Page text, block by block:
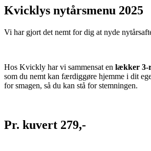
Kvicklys nytårsmenu 2025
Vi har gjort det nemt for dig at nyde
Hos Kvickly har vi sammensat en lækker 3-
som du nemt kan færdiggøre hjemme i dit
for smagen, så du kan stå for stemningen.
Pr. kuvert 279,-